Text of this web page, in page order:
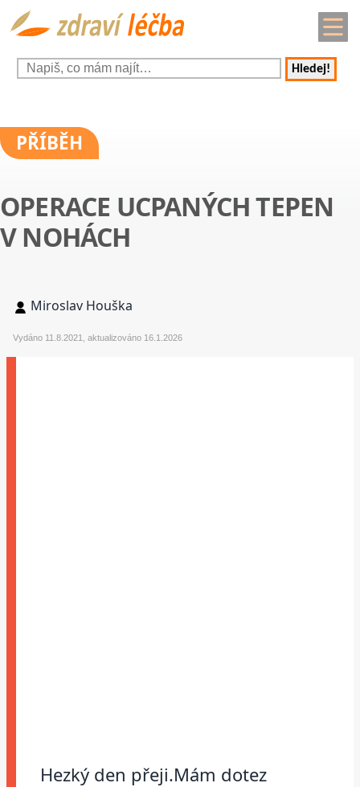
Hledej!
PŘÍBĚH
OPERACE UCPANÝCH TEPEN
V NOHÁCH
Miroslav Houška
Vydáno 11.8.2021, aktualizováno 16.1.2026
Hezký den přeji.Mám dotez